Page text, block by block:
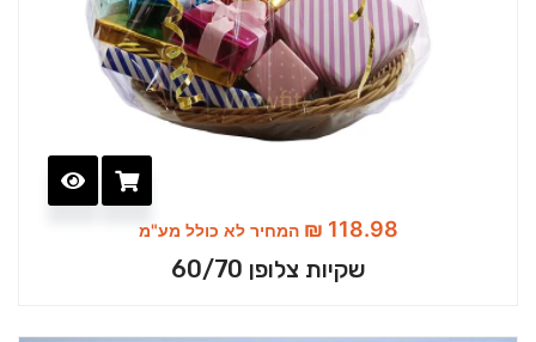
₪ 118.98 המחיר לא כולל מע"מ
שקיות צלופן 60/70